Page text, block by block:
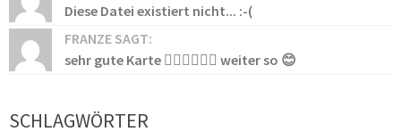
Diese Datei existiert nicht... :-(
FRANZE SAGT:
sehr gute Karte 👍🏻👍🏻👍🏻 weiter so 😊
SCHLAGWÖRTER